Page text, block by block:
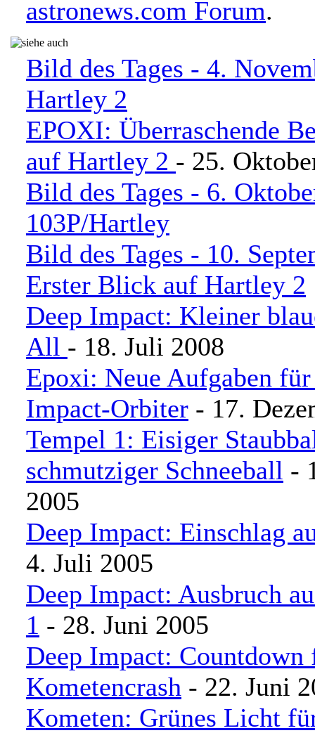
astronews.com Forum.
Bild des Tages - 4.
Hartley 2
EPOXI: Überraschende
auf Hartley 2 - 25.
Bild des Tages - 6.
103P/Hartley
Bild des Tages - 10.
Erster Blick auf Hartley 2
Deep Impact: Kleiner
All - 18. Juli 2008
Epoxi: Neue Aufgaben
Impact-Orbiter - 17.
Tempel 1: Eisiger
schmutziger Schneeball -
2005
Deep Impact: Einschlag
4. Juli 2005
Deep Impact: Ausbruch
1 - 28. Juni 2005
Deep Impact: Countdown
Kometencrash - 22. Juni
Kometen: Grünes Licht